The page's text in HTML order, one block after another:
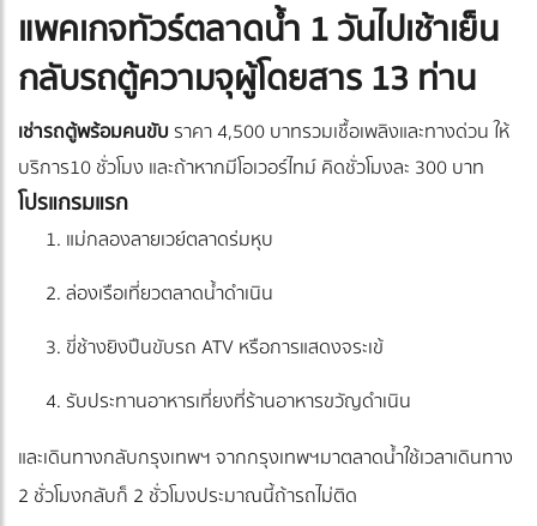
แพคเกจทัวร์ตลาดน้ำ 1 วันไปเช้าเย็น
กลับรถตู้ความจุผู้โดยสาร 13 ท่าน
เช่ารถตู้พร้อมคนขับราคา 4,500 บาทรวมเชื้อเพลิงและทางด่วน ให้
บริการ10 ชั่วโมง และถ้าหากมีโอเวอร์ไทม์ คิดชั่วโมงละ 300 บาท
โปรแกรมแรก
แม่กลองลายเวย์ตลาดร่มหุบ
ล่องเรือเที่ยวตลาดน้ำดำเนิน
ขี่ช้างยิงปืนขับรถ ATV หรือการแสดงจระเข้
รับประทานอาหารเที่ยงที่ร้านอาหารขวัญดำเนิน
และเดินทางกลับกรุงเทพฯ จากกรุงเทพฯมาตลาดน้ำใช้เวลาเดินทาง
2 ชั่วโมงกลับก็ 2 ชั่วโมงประมาณนี้ถ้ารถไม่ติด